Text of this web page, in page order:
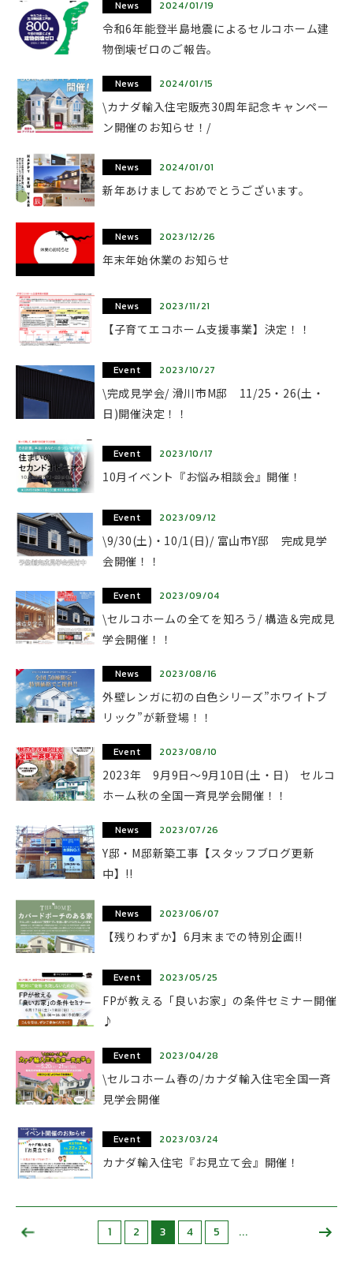
News 2024/01/19
令和6年能登半島地震によるセルコホーム建
物倒壊ゼロのご報告。
News 2024/01/15
\カナダ輸入住宅販売30周年記念キャンペー
ン開催のお知らせ！/
News 2024/01/01
新年あけましておめでとうございます。
News 2023/12/26
年末年始休業のお知らせ
News 2023/11/21
【子育てエコホーム支援事業】決定！！
Event 2023/10/27
\完成見学会/ 滑川市M邸 11/25・26(土・
日)開催決定！！
Event 2023/10/17
10月イベント『お悩み相談会』開催！
Event 2023/09/12
\9/30(土)・10/1(日)/ 富山市Y邸 完成見学
会開催！！
Event 2023/09/04
\セルコホームの全てを知ろう/ 構造＆完成見
学会開催！！
News 2023/08/16
外壁レンガに初の白色シリーズ”ホワイトブ
リック”が新登場！！
Event 2023/08/10
2023年 9月9日～9月10日(土・日) セルコ
ホーム秋の全国一斉見学会開催！！
News 2023/07/26
Y邸・M邸新築工事【スタッフブログ更新
中】!!
News 2023/06/07
【残りわずか】6月末までの特別企画!!
Event 2023/05/25
FPが教える「良いお家」の条件セミナー開催
♪
Event 2023/04/28
\セルコホーム春の/カナダ輸入住宅全国一斉
見学会開催
Event 2023/03/24
カナダ輸入住宅『お見立て会』開催！
1 2 3 4 5 ...